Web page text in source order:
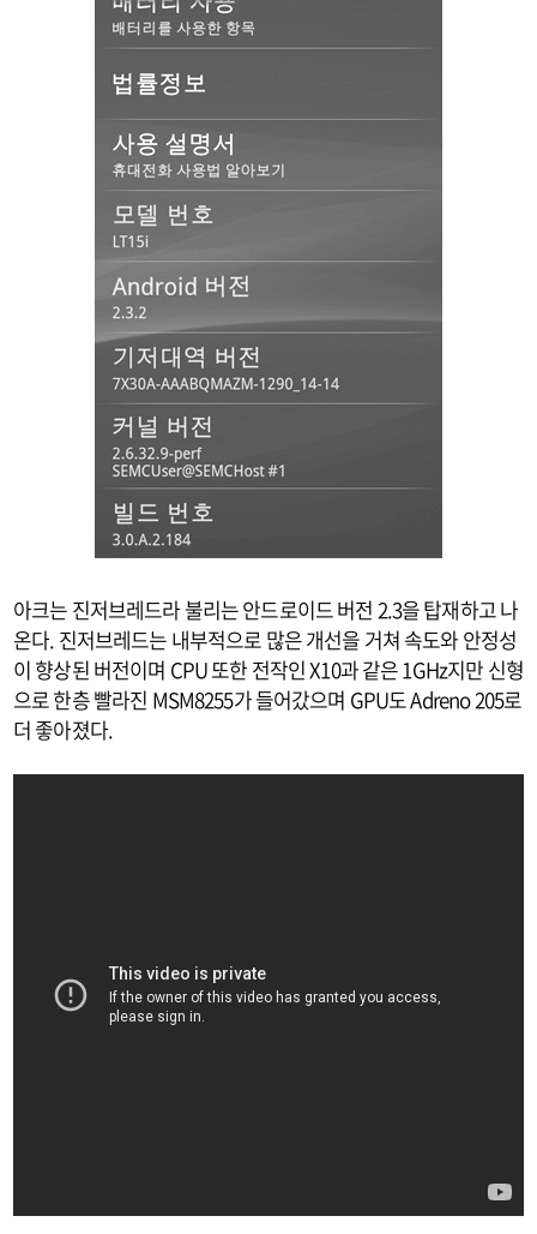
아크는 진저브레드라 불리는 안드로이드 버전 2.3을 탑재하고 나
온다. 진저브레드는 내부적으로 많은 개선을 거쳐 속도와 안정성
이 향상된 버전이며 CPU 또한 전작인 X10과 같은 1GHz지만 신형
으로 한층 빨라진 MSM8255가 들어갔으며 GPU도 Adreno 205로
더 좋아졌다.